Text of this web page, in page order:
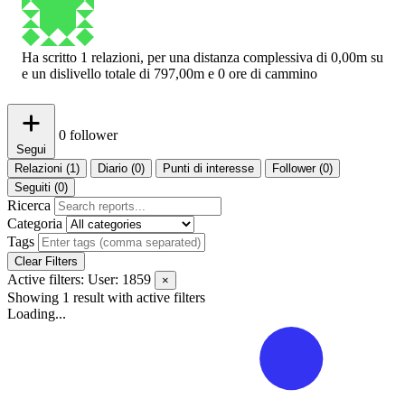
Ha scritto 1 relazioni, per una distanza complessiva di 0,00m su
e un dislivello totale di 797,00m e 0 ore di cammino
Segui
0 follower
Relazioni (1) Diario (0) Punti di interesse
Follower (0)
Seguiti (0)
Ricerca
Categoria
Tags
Clear Filters
Active filters: User: 1859 ×
Showing 1 result with active filters
Loading...